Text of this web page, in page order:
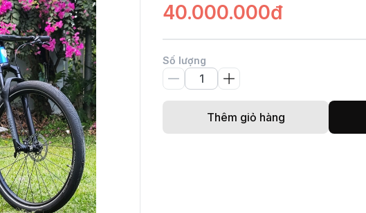
40.000.000đ
Số lượng
Thêm giỏ hàng